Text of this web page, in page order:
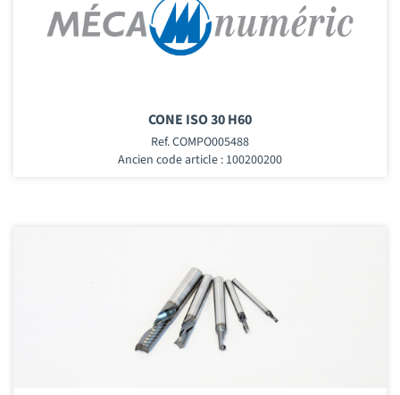
CONE ISO 30 H60
Ref. COMPO005488
Ancien code article : 100200200